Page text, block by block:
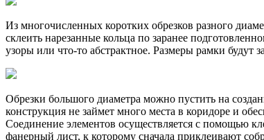
Из многочисленных коротких обрезков разного
склеить нарезанные кольца по заранее
узоры или что-то абстрактное. Размеры рамки будут
Обрезки большого диаметра можно пустить на
конструкция не займет много места в коридоре и
Соединение элементов осуществляется с помощью
фанерный лист, к которому сначала приклеивают